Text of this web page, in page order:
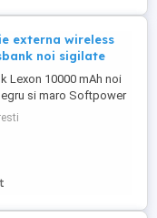
externa wireless
noi sigilate
Lexon 10000 mAh noi
si maro Softpower
powerful 2-in-1 device
wireless charger with a
bank. Wireless or
choose, it can both
to Qi-enabled and